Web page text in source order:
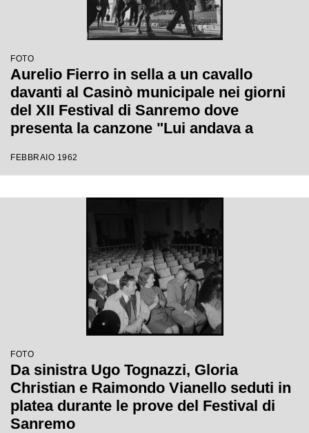
FOTO
Aurelio Fierro in sella a un cavallo
davanti al Casinò municipale nei giorni
del XII Festival di Sanremo dove
presenta la canzone "Lui andava a
FEBBRAIO 1962
FOTO
Da sinistra Ugo Tognazzi, Gloria
Christian e Raimondo Vianello seduti in
platea durante le prove del Festival di
Sanremo